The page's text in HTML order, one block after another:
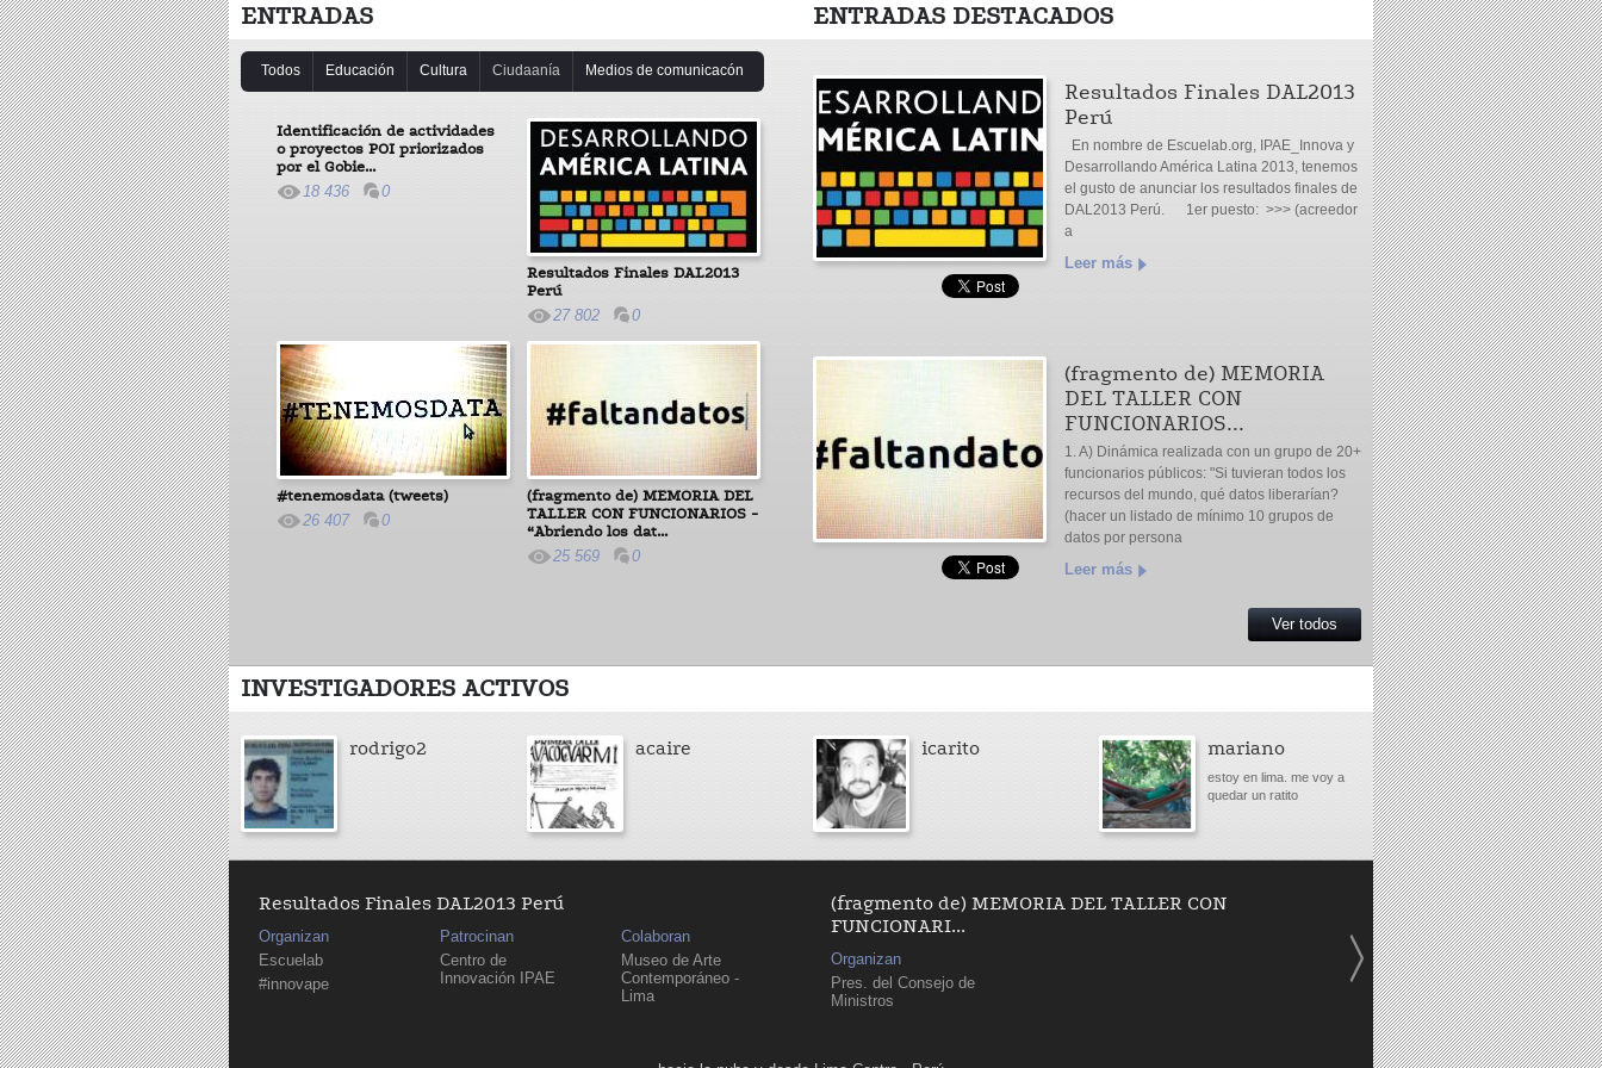
ENTRADAS
Todos Educación Cultura Ciudaanía Medios de comunicacón
Identificación de actividades
o proyectos POI priorizados
por el Gobie...
18 436
0
Resultados Finales DAL2013
Perú
27 802
0
#tenemosdata (tweets)
26 407
0
(fragmento de) MEMORIA DEL
TALLER CON FUNCIONARIOS -
“Abriendo los dat...
25 569
0
ENTRADAS DESTACADOS
Resultados Finales DAL2013
Perú
En nombre de Escuelab.org, IPAE_Innova y
Desarrollando América Latina 2013, tenemos
el gusto de anunciar los resultados finales de
DAL2013 Perú. 1er puesto: >>> (acreedor
a
Leer más
(fragmento de) MEMORIA
DEL TALLER CON
FUNCIONARIOS...
1. A) Dinámica realizada con un grupo de 20+
funcionarios públicos: "Si tuvieran todos los
recursos del mundo, qué datos liberarían?
(hacer un listado de mínimo 10 grupos de
datos por persona
Leer más
Ver todos
INVESTIGADORES ACTIVOS
rodrigo2 acaire icarito mariano
estoy en lima. me voy a
quedar un ratito
Resultados Finales DAL2013 Perú
Organizan
Escuelab
#innovape
Patrocinan
Centro de
Innovación IPAE
Colaboran
Museo de Arte
Contemporáneo -
Lima
(fragmento de) MEMORIA DEL TALLER CON
FUNCIONARI...
Organizan
Pres. del Consejo de
Ministros